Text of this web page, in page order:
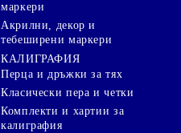
маркери
Акрилни, декор и
тебеширени маркери
КАЛИГРАФИЯ
Перца и дръжки за тях
Класически пера и четки
Комплекти и хартии за
калиграфия